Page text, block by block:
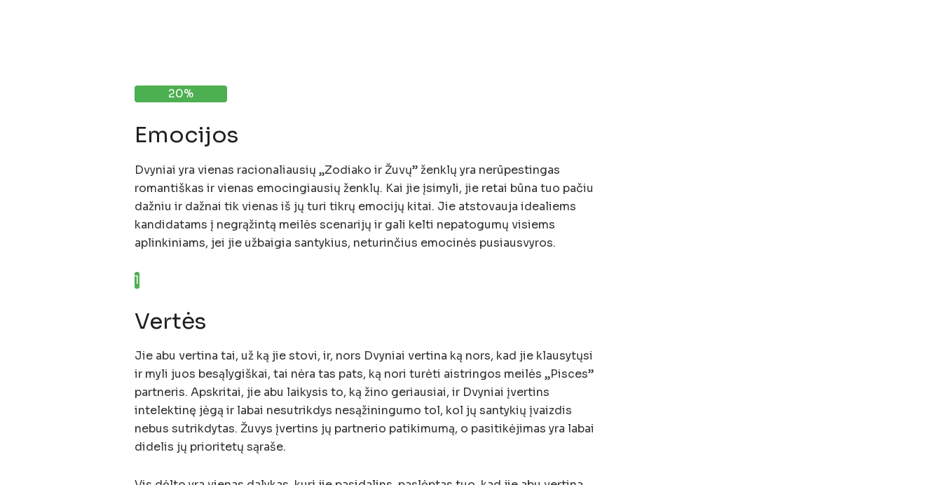
20%
Emocijos
Dvyniai yra vienas racionaliausių „Zodiako ir Žuvų” ženklų yra nerūpestingas
romantiškas ir vienas emocingiausių ženklų. Kai jie įsimyli, jie retai būna tuo pačiu
dažniu ir dažnai tik vienas iš jų turi tikrų emocijų kitai. Jie atstovauja idealiems
kandidatams į negrąžintą meilės scenarijų ir gali kelti nepatogumų visiems
aplinkiniams, jei jie užbaigia santykius, neturinčius emocinės pusiausvyros.
1
Vertės
Jie abu vertina tai, už ką jie stovi, ir, nors Dvyniai vertina ką nors, kad jie klausytųsi
ir myli juos besąlygiškai, tai nėra tas pats, ką nori turėti aistringos meilės „Pisces”
partneris. Apskritai, jie abu laikysis to, ką žino geriausiai, ir Dvyniai įvertins
intelektinę jėgą ir labai nesutrikdys nesąžiningumo tol, kol jų santykių įvaizdis
nebus sutrikdytas. Žuvys įvertins jų partnerio patikimumą, o pasitikėjimas yra labai
didelis jų prioritetų sąraše.